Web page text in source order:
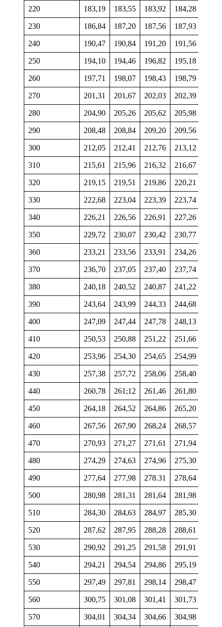
220 183,19 183,55 183,92 184,28
230 186,84 187,20 187,56 187,93
240 190,47 190,84 191,20 191,56
250 194,10 194,46 196,82 195,18
260 197,71 198,07 198,43 198,79
270 201,31 201,67 202,03 202,39
280 204,90 205,26 205,62 205,98
290 208,48 208,84 209,20 209,56
300 212,05 212,41 212,76 213,12
310 215,61 215,96 216,32 216,67
320 219,15 219,51 219,86 220,21
330 222,68 223,04 223,39 223,74
340 226,21 226,56 226,91 227,26
350 229,72 230,07 230,42 230,77
360 233,21 233,56 233,91 234,26
370 236,70 237,05 237,40 237,74
380 240,18 240,52 240,87 241,22
390 243,64 243,99 244,33 244,68
400 247,09 247,44 247,78 248,13
410 250,53 250,88 251,22 251,66
420 253,96 254,30 254,65 254,99
430 257,38 257,72 258,06 258,40
440 260,78 261;12 261,46 261,80
450 264,18 264,52 264,86 265,20
460 267,56 267,90 268,24 268,57
470 270,93 271,27 271,61 271,94
480 274,29 274,63 274,96 275,30
490 277,64 277,98 278.31 278,64
500 280,98 281,31 281,64 281,98
510 284,30 284,63 284,97 285,30
520 287,62 287,95 288,28 288,61
530 290,92 291,25 291,58 291,91
540 294,21 294,54 294,86 295,19
550 297,49 297,81 298,14 298,47
560 300,75 301,08 301,41 301,73
570 304,01 304,34 304,66 304,98